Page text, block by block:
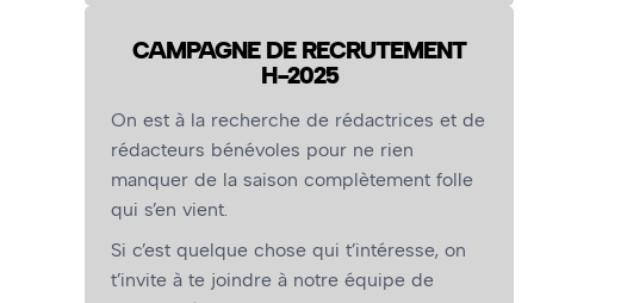
CAMPAGNE DE RECRUTEMENT
H-2025
On est à la recherche de rédactrices et de
rédacteurs bénévoles pour ne rien
manquer de la saison complètement folle
qui s’en vient.
Si c’est quelque chose qui t’intéresse, on
t’invite à te joindre à notre équipe de